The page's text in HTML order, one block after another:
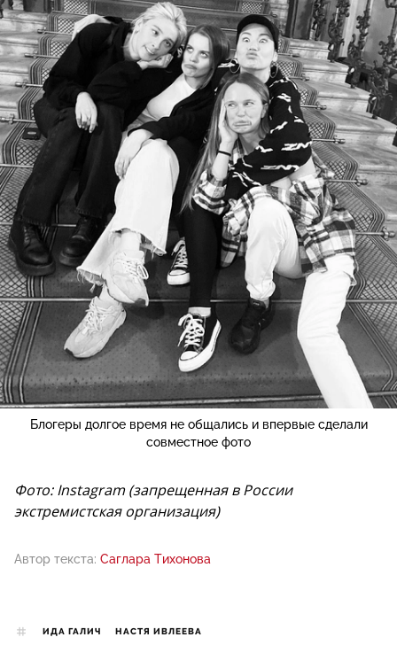
Блогеры долгое время не общались и впервые сделали
совместное фото
Фото: Instagram (запрещенная в России
экстремистская организация)
Автор текста: Саглара Тихонова
ИДА ГАЛИЧ НАСТЯ ИВЛЕЕВА